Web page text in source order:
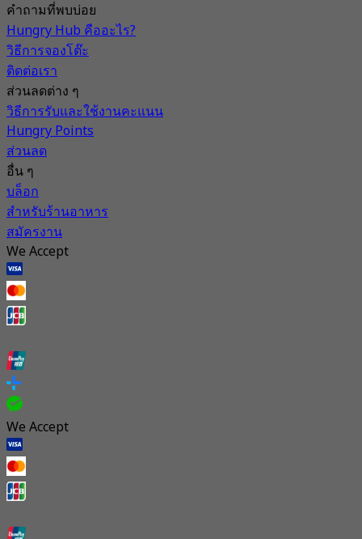
คำถามที่พบบ่อย
Hungry Hub คืออะไร?
วิธีการจองโต๊ะ
ติดต่อเรา
ส่วนลดต่าง ๆ
วิธีการรับและใช้งานคะแนน
Hungry Points
ส่วนลด
อื่น ๆ
บล็อก
สำหรับร้านอาหาร
สมัครงาน
We Accept
We Accept